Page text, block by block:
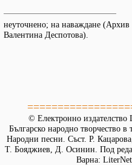
неуточнено; на наваждане
Валентина Деспотова).
© Електронно издателство
Българско народно творчество в
Народни песни. Съст. Р.
Т. Бояджиев, Д. Осинин. Под
Варна: